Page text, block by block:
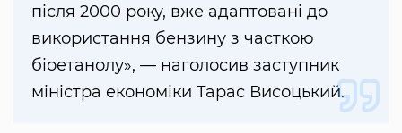
після 2000 року, вже адаптовані до
використання бензину з часткою
біоетанолу», — наголосив заступник
міністра економіки Тарас Висоцький.